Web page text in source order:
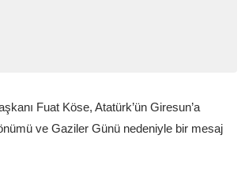
Fuat Köse, Atatürk’ün Giresun’a
ve Gaziler Günü nedeniyle bir mesaj